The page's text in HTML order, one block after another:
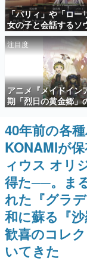
アプリセール情報
インタビュー
連載・
殿
SNS
ど。
事を
ゲ
名作
聞き
きま
赫本
この
の形
新
これ
の姿
「パリィ」や「ロー
女の子と会話するソ
恋愛ゲーム『小早川
ルライク』無料公開
敗すると「YOU
注目度
アニメ『メイドイン
期「烈日の黄金郷」
が決定！レグ役・伊
んらが登壇する舞台
40年前の各
KONAMIが
ィウス オリ
得た──。ま
れた『グラ
和に蘇る『
歓喜のコレ
いてきた